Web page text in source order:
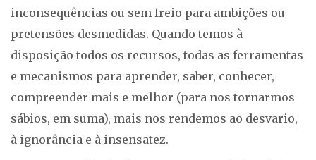
inconsequências ou sem freio para ambições ou
pretensões desmedidas. Quando temos à
disposição todos os recursos, todas as ferramentas
e mecanismos para aprender, saber, conhecer,
compreender mais e melhor (para nos tornarmos
sábios, em suma), mais nos rendemos ao desvario,
à ignorância e à insensatez.